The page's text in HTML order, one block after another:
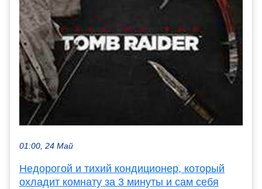
01:00, 24 Май
Недорогой и тихий кондиционер, который
охладит комнату за 3 минуты и сам себя